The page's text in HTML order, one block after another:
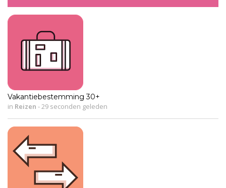
Vakantiebestemming 30+
in Reizen - 29 seconden geleden